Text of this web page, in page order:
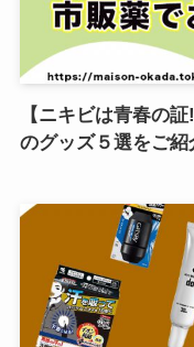
【ニキビは青春の
のグッズ５選をご紹